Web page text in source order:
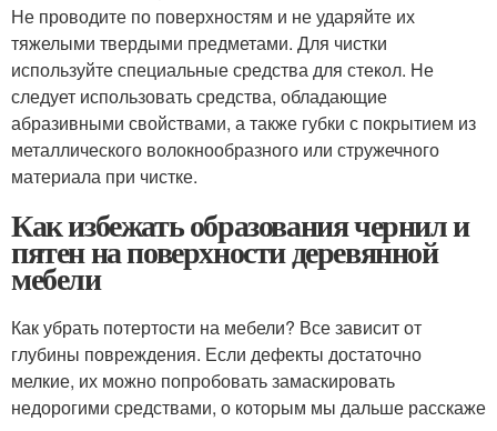
Не проводите по поверхностям и не ударяйте их
тяжелыми твердыми предметами. Для чистки
используйте специальные средства для стекол. Не
следует использовать средства, обладающие
абразивными свойствами, а также губки с покрытием из
металлического волокнообразного или стружечного
материала при чистке.
Как избежать образования чернил и
пятен на поверхности деревянной
мебели
Как убрать потертости на мебели? Все зависит от
глубины повреждения. Если дефекты достаточно
мелкие, их можно попробовать замаскировать
недорогими средствами, о которым мы дальше расскаже